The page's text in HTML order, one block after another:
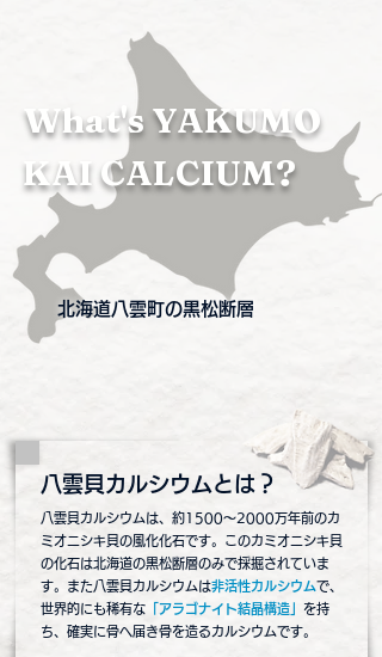
What's YAKUMO
KAI CALCIUM?​
​北海道八雲町の黒松断層
​八雲貝カルシウムとは？
八雲貝カルシウムは、約1500～2000万年前のカ
ミオニシキ貝の風化化石です。このカミオニシキ貝
の化石は​北海道の黒松断層のみで採掘されていま
す。また八雲貝カルシウムは非活性カルシウムで、
世界的にも稀有な 「アラゴナイト結晶構造」 を持
ち、確実に骨へ届き骨を造るカルシウムです。